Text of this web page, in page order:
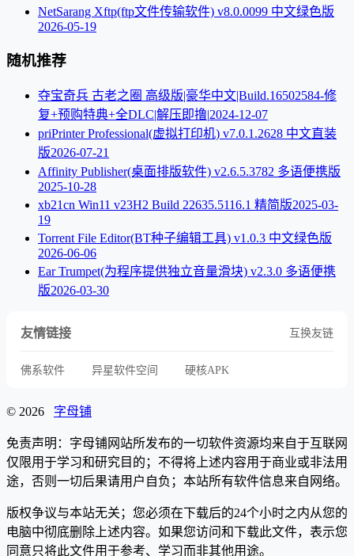
NetSarang Xftp(ftp文件传输软件) v8.0.0099 中文绿色版
2026-05-19
随机推荐
夺宝奇兵 古老之圈 高级版|豪华中文|Build.16502584-修
复+预购特典+全DLC|解压即撸|2024-12-07
priPrinter Professional(虚拟打印机) v7.0.1.2628 中文直装
版2026-07-21
Affinity Publisher(桌面排版软件) v2.6.5.3782 多语便携版
2025-10-28
xb21cn Win11 v23H2 Build 22635.5116.1 精简版2025-03-
19
Torrent File Editor(BT种子编辑工具) v1.0.3 中文绿色版
2026-06-06
Ear Trumpet(为程序提供独立音量滑块) v2.3.0 多语便携
版2026-03-30
友情链接 互换友链
佛系软件 异星软件空间 硬核APK
© 2026 字母铺
免责声明：字母铺网站所发布的一切软件资源均来自于互联网
仅限用于学习和研究目的；不得将上述内容用于商业或非法用
途，否则一切后果请用户自负；本站所有软件信息来自网络。
版权争议与本站无关；您必须在下载后的24个小时之内从您的
电脑中彻底删除上述内容。如果您访问和下载此文件，表示您
同意只将此文件用于参考、学习而非其他用途。